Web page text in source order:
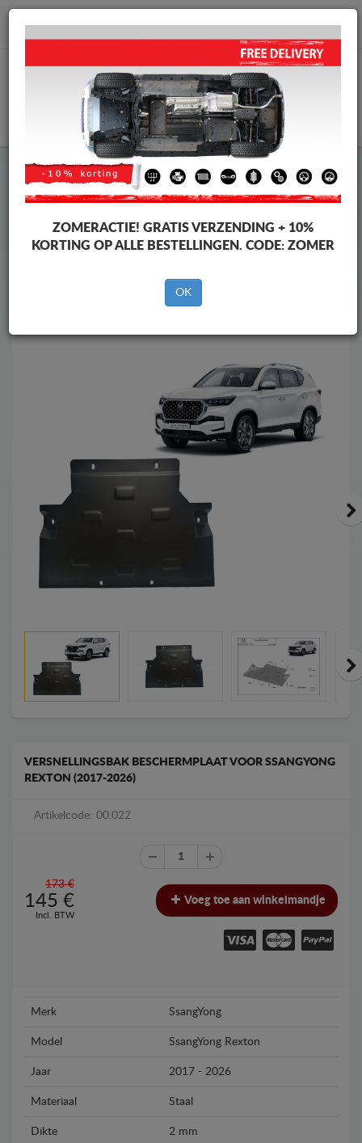
info@motorbeschermplaat.com
WINKELWAGEN
Motor Beschermplaat Motor Beschermplaat SsangYong
Motor Beschermplaat
Rexton
Merken
Merken
Terug naar de catalogus
VERSNELLINGSBAK BESCHERMPLAAT VOOR SSANGYONG
REXTON (2017-2026)
Artikelcode: 00.022
173 €
145 €
Incl. BTW
Voeg toe aan winkelmandje
Merk SsangYong
Model SsangYong Rexton
Jaar 2017 - 2026
Materiaal Staal
Dikte 2 mm
ZOMERACTIE! GRATIS VERZENDING + 10%
KORTING OP ALLE BESTELLINGEN. CODE: ZOMER
OK